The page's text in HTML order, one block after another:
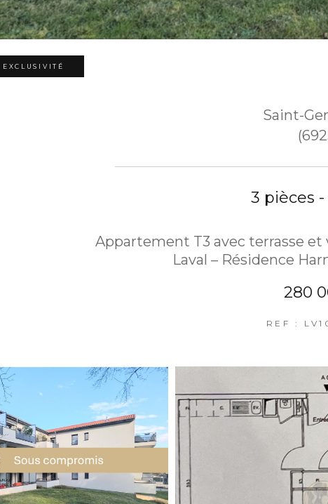
EXCLUSIVITÉ
Saint-
3 pièces -
Appartement T3 avec terrasse
Laval – Résidence
280
REF :